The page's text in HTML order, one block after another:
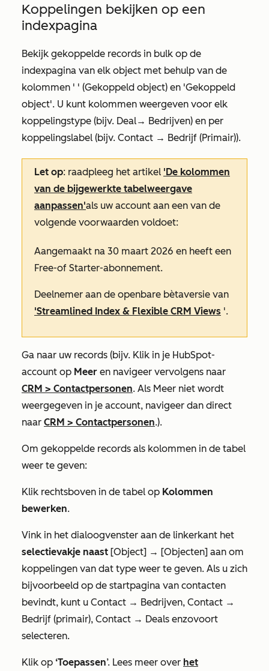
Koppelingen bekijken op een
indexpagina
Bekijk gekoppelde records in bulk op de
indexpagina van elk object met behulp van de
kolommen ' ' (Gekoppeld object) en 'Gekoppeld
object'. U kunt kolommen weergeven voor elk
koppelingstype (bijv. Deal→ Bedrijven) en per
koppelingslabel (bijv. Contact → Bedrijf (Primair)).
Let op: raadpleeg het artikel 'De kolommen
van de bijgewerkte tabelweergave
aanpassen'als uw account aan een van de
volgende voorwaarden voldoet:
Aangemaakt na 30 maart 2026 en heeft een
Free-of Starter-abonnement.
Deelnemer aan de openbare bètaversie van
'Streamlined Index & Flexible CRM Views '.
Ga naar uw records (bijv. Klik in je HubSpot-
account op Meer en navigeer vervolgens naar
CRM > Contactpersonen. Als Meer niet wordt
weergegeven in je account, navigeer dan direct
naar CRM > Contactpersonen.).
Om gekoppelde records als kolommen in de tabel
weer te geven:
Klik rechtsboven in de tabel op Kolommen
bewerken.
Vink in het dialoogvenster aan de linkerkant het
selectievakje naast [Object] → [Objecten] aan om
koppelingen van dat type weer te geven. Als u zich
bijvoorbeeld op de startpagina van contacten
bevindt, kunt u Contact → Bedrijven, Contact →
Bedrijf (primair), Contact → Deals enzovoort
selecteren.
Klik op ‘Toepassen’. Lees meer over het